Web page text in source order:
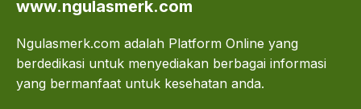
www.ngulasmerk.com
Ngulasmerk.com adalah Platform Online yang
berdedikasi untuk menyediakan berbagai informasi
yang bermanfaat untuk kesehatan anda.